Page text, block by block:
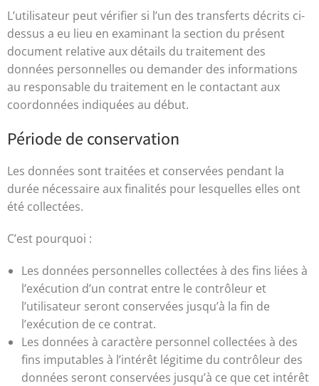
L’utilisateur peut vérifier si l’un des transferts décrits ci-
dessus a eu lieu en examinant la section du présent
document relative aux détails du traitement des
données personnelles ou demander des informations
au responsable du traitement en le contactant aux
coordonnées indiquées au début.
Période de conservation
Les données sont traitées et conservées pendant la
durée nécessaire aux finalités pour lesquelles elles ont
été collectées.
C’est pourquoi :
Les données personnelles collectées à des fins liées à
l’exécution d’un contrat entre le contrôleur et
l’utilisateur seront conservées jusqu’à la fin de
l’exécution de ce contrat.
Les données à caractère personnel collectées à des
fins imputables à l’intérêt légitime du contrôleur des
données seront conservées jusqu’à ce que cet intérêt